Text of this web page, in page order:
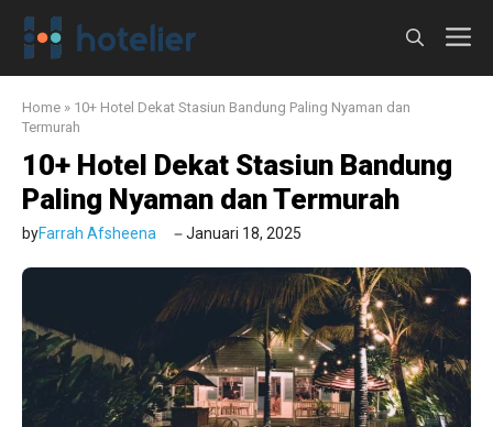
Langsung
Home » 10+ Hotel Dekat Stasiun Bandung Paling Nyaman dan
Termurah
10+ Hotel Dekat Stasiun Bandung
Paling Nyaman dan Termurah
byFarrah Afsheena Januari 18, 2025